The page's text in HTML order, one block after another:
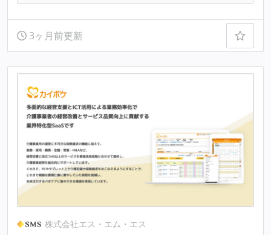
3ヶ月前更新
株式会社エス・エム・エス